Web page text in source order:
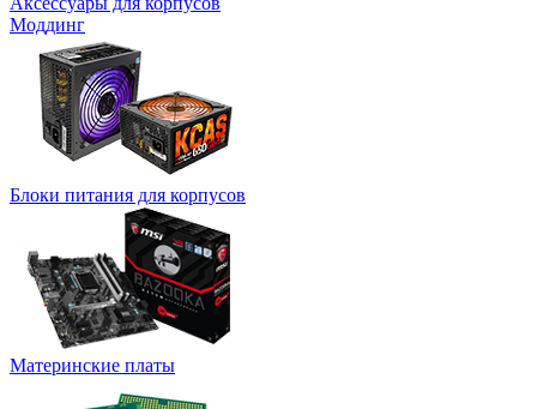
Моддинг
Блоки питания для корпусов
Материнские платы